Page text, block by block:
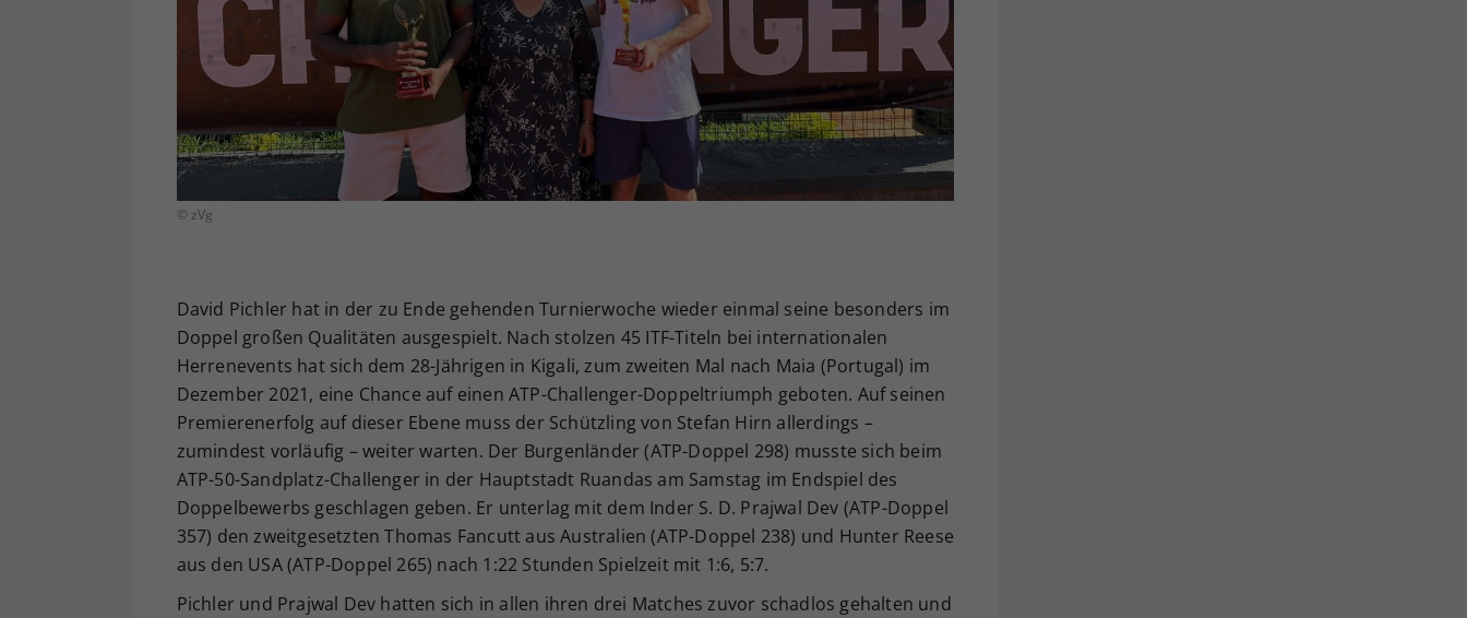
© zVg
David Pichler hat in der zu Ende gehenden Turnierwoche wieder einmal seine besonders im
Doppel großen Qualitäten ausgespielt. Nach stolzen 45 ITF-Titeln bei internationalen
Herrenevents hat sich dem 28-Jährigen in Kigali, zum zweiten Mal nach Maia (Portugal) im
Dezember 2021, eine Chance auf einen ATP-Challenger-Doppeltriumph geboten. Auf seinen
Premierenerfolg auf dieser Ebene muss der Schützling von Stefan Hirn allerdings –
zumindest vorläufig – weiter warten. Der Burgenländer (ATP-Doppel 298) musste sich beim
ATP-50-Sandplatz-Challenger in der Hauptstadt Ruandas am Samstag im Endspiel des
Doppelbewerbs geschlagen geben. Er unterlag mit dem Inder S. D. Prajwal Dev (ATP-Doppel
357) den zweitgesetzten Thomas Fancutt aus Australien (ATP-Doppel 238) und Hunter Reese
aus den USA (ATP-Doppel 265) nach 1:22 Stunden Spielzeit mit 1:6, 5:7.
Pichler und Prajwal Dev hatten sich in allen ihren drei Matches zuvor schadlos gehalten und
Ihrer vorgenommen Einstellungen, falls der
Webseiten-Betreiber dies eingestellt hat.